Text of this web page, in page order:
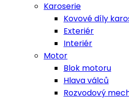
Karoserie
Kovové díly
Exteriér
Interiér
Motor
Blok motoru
Hlava válců
Rozvodový